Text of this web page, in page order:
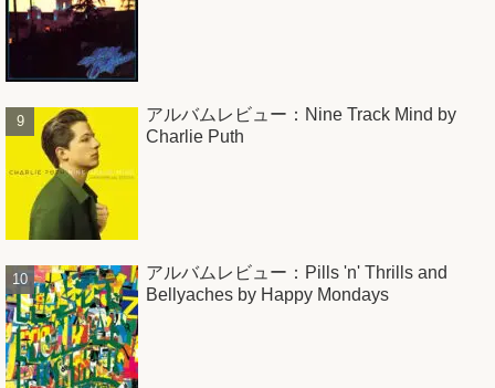
アルバムレビュー：Nine Track Mind by
Charlie Puth
アルバムレビュー：Pills 'n' Thrills and
Bellyaches by Happy Mondays